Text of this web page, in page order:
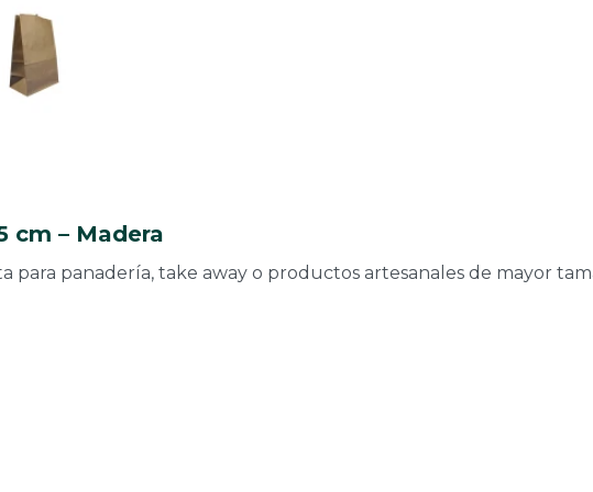
cm – Madera
para panadería, take away o productos artesanales de mayor